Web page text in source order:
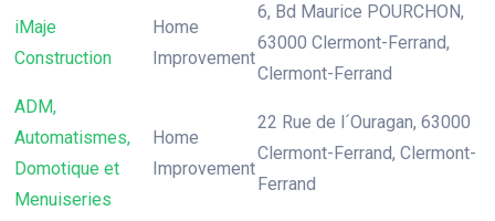
iMaje
Construction
Home
Improvement
6, Bd Maurice POURCHON,
63000 Clermont-Ferrand,
Clermont-Ferrand
ADM,
Automatismes,
Domotique et
Menuiseries
Home
Improvement
22 Rue de l´Ouragan, 63000
Clermont-Ferrand, Clermont-
Ferrand